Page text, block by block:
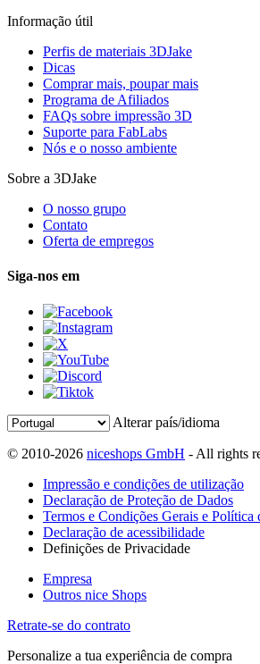
Informação útil
Perfis de materiais 3DJake
Dicas
Comprar mais, poupar mais
Programa de Afiliados
FAQs sobre impressão 3D
Suporte para FabLabs
Nós e o nosso ambiente
Sobre a 3DJake
O nosso grupo
Contato
Oferta de empregos
Siga-nos em
Alterar país/idioma
© 2010-2026 niceshops GmbH - All rights
Impressão e condições de utilização
Declaração de Proteção de Dados
Termos e Condições Gerais e Política
Declaração de acessibilidade
Definições de Privacidade
Empresa
Outros nice Shops
Retrate-se do contrato
Personalize a tua experiência de compra